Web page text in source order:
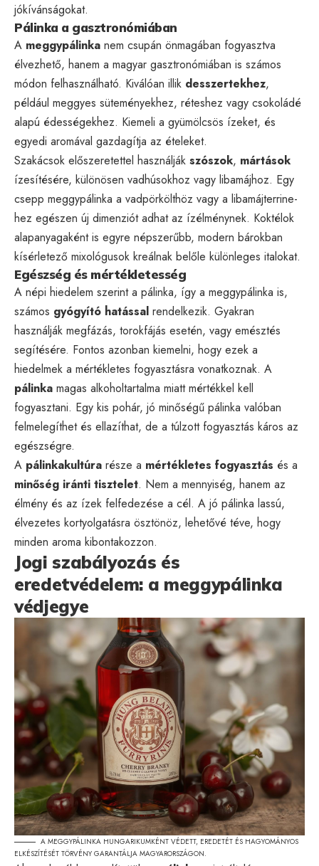
jókívánságokat.
Pálinka a gasztronómiában
A meggypálinka nem csupán önmagában fogyasztva
élvezhető, hanem a magyar gasztronómiában is számos
módon felhasználható. Kiválóan illik desszertekhez,
például meggyes süteményekhez, réteshez vagy csokoládé
alapú édességekhez. Kiemeli a gyümölcsös ízeket, és
egyedi aromával gazdagítja az ételeket.
Szakácsok előszeretettel használják szószok, mártások
ízesítésére, különösen vadhúsokhoz vagy libamájhoz. Egy
csepp meggypálinka a vadpörkölthöz vagy a libamájterrine-
hez egészen új dimenziót adhat az ízélménynek. Koktélok
alapanyagaként is egyre népszerűbb, modern bárokban
kísérletező mixológusok kreálnak belőle különleges italokat.
Egészség és mértékletesség
A népi hiedelem szerint a pálinka, így a meggypálinka is,
számos gyógyító hatással rendelkezik. Gyakran
használják megfázás, torokfájás esetén, vagy emésztés
segítésére. Fontos azonban kiemelni, hogy ezek a
hiedelmek a mértékletes fogyasztásra vonatkoznak. A
pálinka magas alkoholtartalma miatt mértékkel kell
fogyasztani. Egy kis pohár, jó minőségű pálinka valóban
felmelegíthet és ellazíthat, de a túlzott fogyasztás káros az
egészségre.
A pálinkakultúra része a mértékletes fogyasztás és a
minőség iránti tisztelet. Nem a mennyiség, hanem az
élmény és az ízek felfedezése a cél. A jó pálinka lassú,
élvezetes kortyolgatásra ösztönöz, lehetővé téve, hogy
minden aroma kibontakozzon.
Jogi szabályozás és
eredetvédelem: a meggypálinka
védjegye
A MEGGYPÁLINKA HUNGARIKUMKÉNT VÉDETT, EREDETÉT ÉS HAGYOMÁNYOS
ELKÉSZÍTÉSÉT TÖRVÉNY GARANTÁLJA MAGYARORSZÁGON.